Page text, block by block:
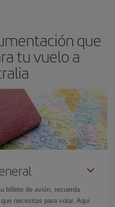
que
tu vuelo a
billete de avión, recuerda
necesitas para volar. Aquí